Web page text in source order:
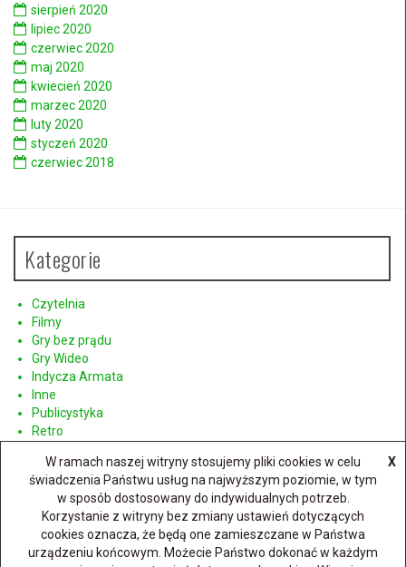
sierpień 2020
lipiec 2020
czerwiec 2020
maj 2020
kwiecień 2020
marzec 2020
luty 2020
styczeń 2020
czerwiec 2018
Kategorie
Czytelnia
Filmy
Gry bez prądu
Gry Wideo
Indycza Armata
Inne
Publicystyka
Retro
Dumnie wspierane przez WordPressa|Szablon:FlyMagby
W ramach naszej witryny stosujemy pliki cookies w celu
świadczenia Państwu usług na najwyższym poziomie, w tym
w sposób dostosowany do indywidualnych potrzeb.
Korzystanie z witryny bez zmiany ustawień dotyczących
cookies oznacza, że będą one zamieszczane w Państwa
urządzeniu końcowym. Możecie Państwo dokonać w każdym
X